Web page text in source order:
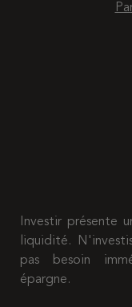
Investir présente
liquidité.
pas besoin
épargne.